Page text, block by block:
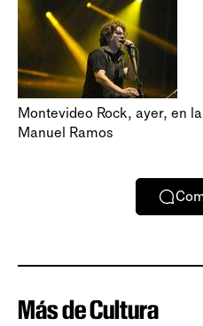
Montevideo Rock, ayer, en
Manuel Ramos
Más de Cultura